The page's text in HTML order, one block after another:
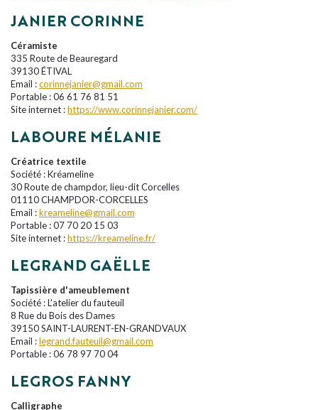
JANIER CORINNE
Céramiste
335 Route de Beauregard
39130 ÉTIVAL
Email :corinnejanier@gmail.com
Portable : 06 61 76 81 51
Site internet :https://www.corinnejanier.com/
LABOURE MÉLANIE
Créatrice textile
Société : Kréameline
30 Route de champdor, lieu-dit Corcelles
01110 CHAMPDOR-CORCELLES
Email :kreameline@gmail.com
Portable : 07 70 20 15 03
Site internet :https://kreameline.fr/
LEGRAND GAËLLE
Tapissière d'ameublement
Société : L'atelier du fauteuil
8 Rue du Bois des Dames
39150 SAINT-LAURENT-EN-GRANDVAUX
Email :legrand.fauteuil@gmail.com
Portable : 06 78 97 70 04
LEGROS FANNY
Calligraphe